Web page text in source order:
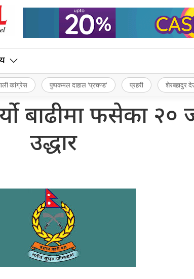
कांग्रेस पुष्पकमल दाहाल ‘प्रचण्ड’ प्रहरी शेरबहादुर
बाढीमा फसेका २०
उद्धार